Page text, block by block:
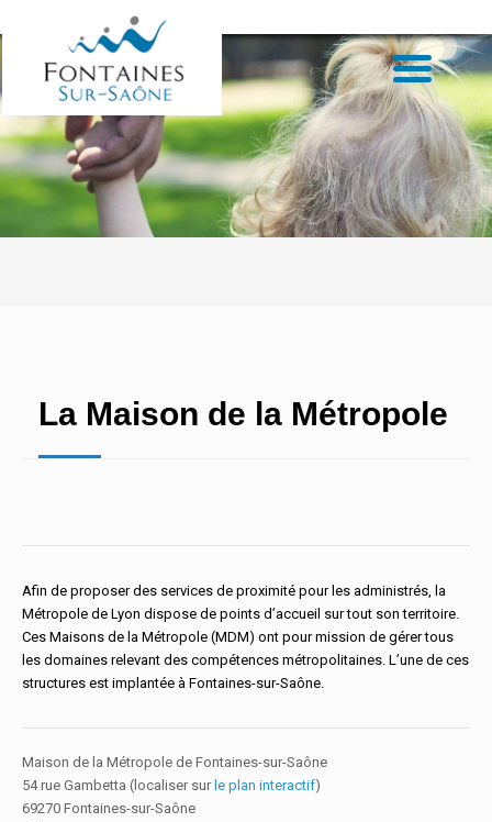
La Maison de la Métropole
Afin de proposer des services de proximité pour les administrés, la
Métropole de Lyon dispose de points d’accueil sur tout son territoire.
Ces Maisons de la Métropole (MDM) ont pour mission de gérer tous
les domaines relevant des compétences métropolitaines. L’une de ces
structures est implantée à Fontaines-sur-Saône.
Maison de la Métropole de Fontaines-sur-Saône
54 rue Gambetta (localiser sur le plan interactif)
69270 Fontaines-sur-Saône